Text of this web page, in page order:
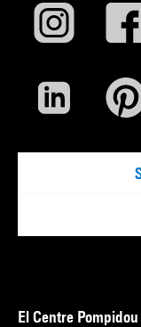
El Centre Pompidou